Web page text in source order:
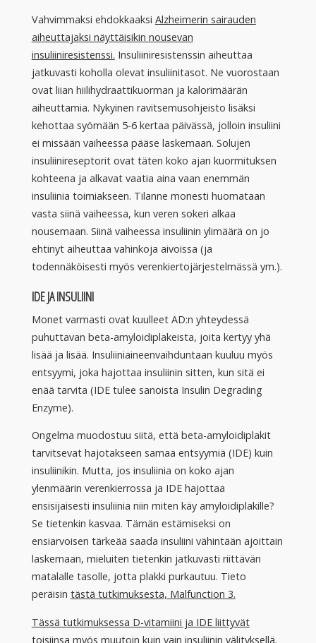
Vahvimmaksi ehdokkaaksi Alzheimerin sairauden
aiheuttajaksi näyttäisikin nousevan
insuliiniresistenssi. Insuliiniresistenssin aiheuttaa
jatkuvasti koholla olevat insuliinitasot. Ne vuorostaan
ovat liian hiilihydraattikuorman ja kalorimäärän
aiheuttamia. Nykyinen ravitsemusohjeisto lisäksi
kehottaa syömään 5-6 kertaa päivässä, jolloin insuliini
ei missään vaiheessa pääse laskemaan. Solujen
insuliinireseptorit ovat täten koko ajan kuormituksen
kohteena ja alkavat vaatia aina vaan enemmän
insuliinia toimiakseen. Tilanne monesti huomataan
vasta siinä vaiheessa, kun veren sokeri alkaa
nousemaan. Siinä vaiheessa insuliinin ylimäärä on jo
ehtinyt aiheuttaa vahinkoja aivoissa (ja
todennäköisesti myös verenkiertojärjestelmässä ym.).
IDE JA INSULIINI
Monet varmasti ovat kuulleet AD:n yhteydessä
puhuttavan beta-amyloidiplakeista, joita kertyy yhä
lisää ja lisää. Insuliiniaineenvaihduntaan kuuluu myös
entsyymi, joka hajottaa insuliinin sitten, kun sitä ei
enää tarvita (IDE tulee sanoista Insulin Degrading
Enzyme).
Ongelma muodostuu siitä, että beta-amyloidiplakit
tarvitsevat hajotakseen samaa entsyymiä (IDE) kuin
insuliinikin. Mutta, jos insuliinia on koko ajan
ylenmäärin verenkierrossa ja IDE hajottaa
ensisijaisesti insuliinia niin miten käy amyloidiplakille?
Se tietenkin kasvaa. Tämän estämiseksi on
ensiarvoisen tärkeää saada insuliini vähintään ajoittain
laskemaan, mieluiten tietenkin jatkuvasti riittävän
matalalle tasolle, jotta plakki purkautuu. Tieto
peräisin tästä tutkimuksesta, Malfunction 3.
Tässä tutkimuksessa D-vitamiini ja IDE liittyvät
toisiinsa myös muutoin kuin vain insuliinin välityksellä.